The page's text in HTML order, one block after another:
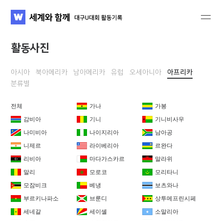
WATV세계와 함께 대구U대회 활동기록
활동사진
아시아 북아메리카 남아메리카 유럽 오세아니아
아프리카
분류별
전체 가나
가봉
감비아
기니
기니비사우
나미비아
나이지리아
남아공
니제르
라이베리아
르완다
리비아
마다가스카르
말라위
말리
모로코
모리타니
모잠비크
베냉
보츠와나
부르키나파소
브룬디
상투메프린시페
세네갈
세이셸
소말리아